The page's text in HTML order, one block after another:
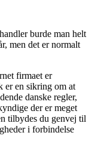
burde man helt
men det er normalt
firmaet er
er en sikring om at
danske regler,
der er meget
tilbydes du genvej til
i forbindelse